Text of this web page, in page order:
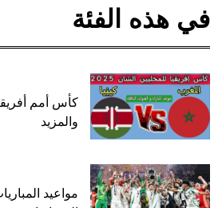
في هذه الفئة
والمزيد
مواعيد